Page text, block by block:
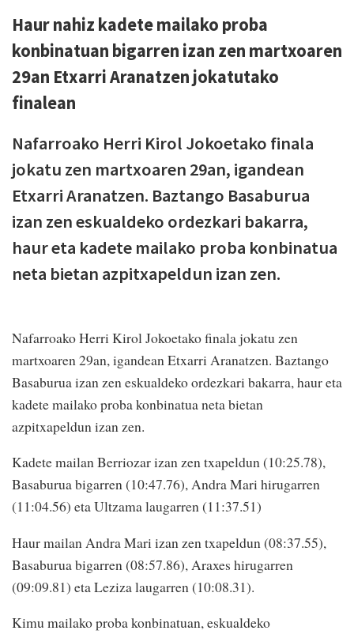
Haur nahiz kadete mailako proba
konbinatuan bigarren izan zen martxoaren
29an Etxarri Aranatzen jokatutako
finalean
Nafarroako Herri Kirol Jokoetako finala
jokatu zen martxoaren 29an, igandean
Etxarri Aranatzen. Baztango Basaburua
izan zen eskualdeko ordezkari bakarra,
haur eta kadete mailako proba konbinatua
neta bietan azpitxapeldun izan zen.
Nafarroako Herri Kirol Jokoetako finala jokatu zen
martxoaren 29an, igandean Etxarri Aranatzen. Baztango
Basaburua izan zen eskualdeko ordezkari bakarra, haur eta
kadete mailako proba konbinatua neta bietan
azpitxapeldun izan zen.
Kadete mailan Berriozar izan zen txapeldun (10:25.78),
Basaburua bigarren (10:47.76), Andra Mari hirugarren
(11:04.56) eta Ultzama laugarren (11:37.51)
Haur mailan Andra Mari izan zen txapeldun (08:37.55),
Basaburua bigarren (08:57.86), Araxes hirugarren
(09:09.81) eta Leziza laugarren (10:08.31).
Kimu mailako proba konbinatuan, eskualdeko